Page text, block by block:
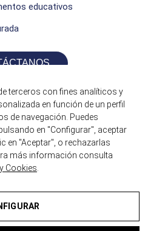
educativos
©2026 Traductores Jurados itrad
terceros con fines analíticos y
en función de un perfil
de navegación. Puedes
en "Configurar", aceptar
en "Aceptar", o rechazarlas
más información consulta
Cookies